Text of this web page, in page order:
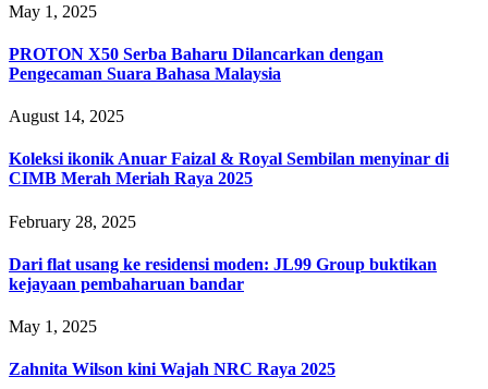
May 1, 2025
PROTON X50 Serba Baharu Dilancarkan dengan
Pengecaman Suara Bahasa Malaysia
August 14, 2025
Koleksi ikonik Anuar Faizal & Royal Sembilan menyinar di
CIMB Merah Meriah Raya 2025
February 28, 2025
Dari flat usang ke residensi moden: JL99 Group buktikan
kejayaan pembaharuan bandar
May 1, 2025
Zahnita Wilson kini Wajah NRC Raya 2025